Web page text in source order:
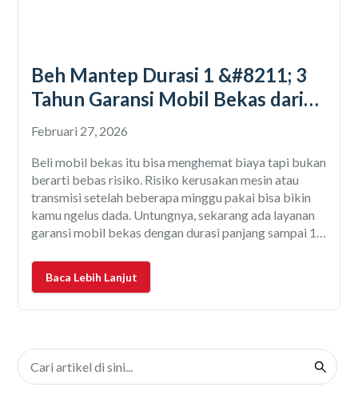
Beh Mantep Durasi 1 &#8211; 3
Tahun Garansi Mobil Bekas dari
Otospector
Februari 27, 2026
Beli mobil bekas itu bisa menghemat biaya tapi bukan
berarti bebas risiko. Risiko kerusakan mesin atau
transmisi setelah beberapa minggu pakai bisa bikin
kamu ngelus dada. Untungnya, sekarang ada layanan
garansi mobil bekas dengan durasi panjang sampai 1–
jadi lebih aman dan nyaman. Salah satu layanan yang
banyak
Baca Lebih Lanjut